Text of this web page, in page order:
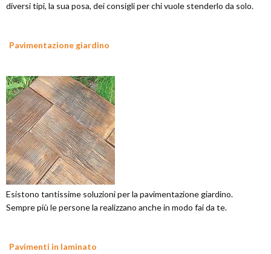
diversi tipi, la sua posa, dei consigli per chi vuole stenderlo da solo.
Pavimentazione giardino
Esistono tantissime soluzioni per la pavimentazione giardino.
Sempre più le persone la realizzano anche in modo fai da te.
Pavimenti in laminato